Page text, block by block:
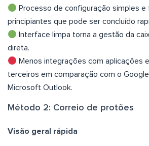
Processo de configuração simples e
principiantes que pode ser concluído
Interface limpa torna a gestão da
direta.
Menos integrações com aplicações
terceiros em comparação com o
Microsoft Outlook.
Método 2: Correio de protões
Visão geral rápida